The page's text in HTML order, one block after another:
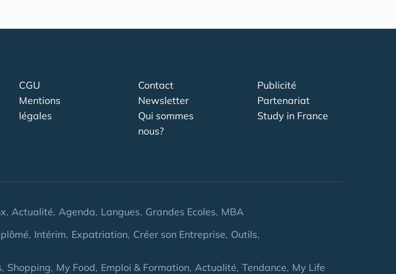
CGU
Mentions
légales
Contact
Newsletter
Qui sommes
nous?
Publicité
Partenariat
Study in France
Actualité Agenda Langues Grandes Ecoles MBA
Intérim Expatriation Créer son Entreprise Outils
Shopping My Food Emploi & Formation Actualité Tendance My Life